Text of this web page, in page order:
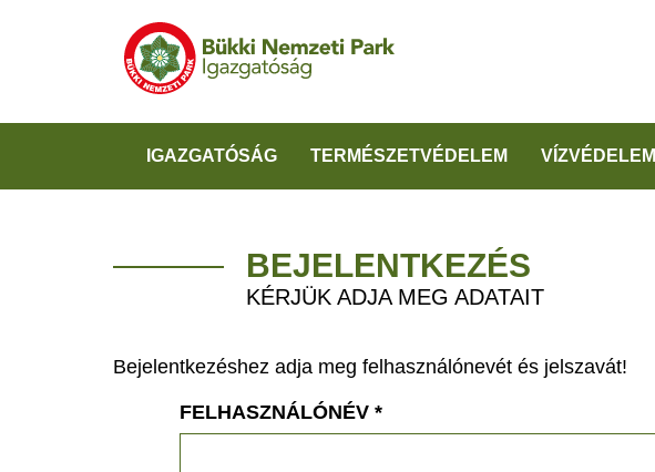
IGAZGATÓSÁG TERMÉSZETVÉDELEM VÍZVÉDELEM
BEJELENTKEZÉS
KÉRJÜK ADJA MEG ADATAIT
Bejelentkezéshez adja meg felhasználónevét és jelszavát!
FELHASZNÁLÓNÉV *